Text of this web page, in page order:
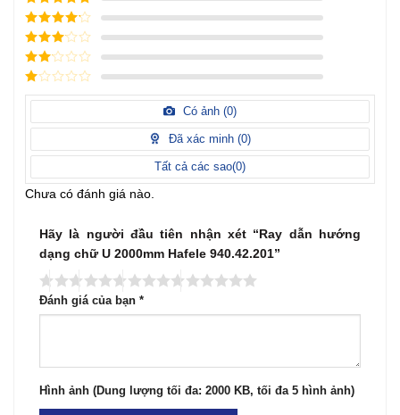
5/ 5 điểm
4/ 5
điểm
3/ 5
điểm
2/
điểm
1
điểm
Có ảnh (0)
Đã xác minh (0)
Tất cả các sao(0)
Chưa có đánh giá nào.
Hãy là người đầu tiên nhận xét “Ray dẫn hướng
dạng chữ U 2000mm Hafele 940.42.201”
Đánh giá của bạn *
Hình ảnh (Dung lượng tối đa: 2000 KB, tối đa 5 hình ảnh)